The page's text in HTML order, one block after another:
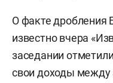
О факте дробления
известно вчера
заседании
свои доходы